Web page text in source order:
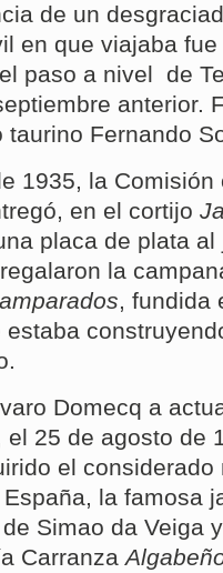
de un
en que viajaba
paso a nivel de
anterior.
taurino Fernando
1935, la
en el cortijo
placa de plata
la
, fundida
estaba
Domecq a
el 25 de agosto de
el considerado
España, la famosa
Simao da Veiga
Carranza